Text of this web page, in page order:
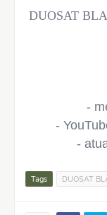
DUOSAT
-
-
-
Tags DUOSAT